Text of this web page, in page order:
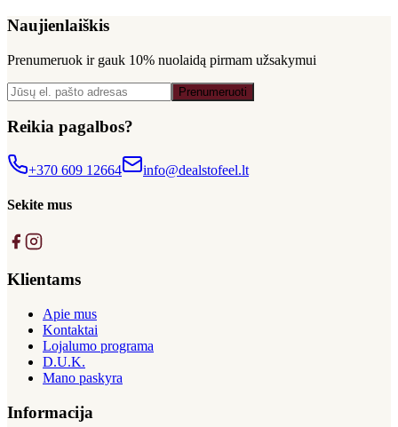
Naujienlaiškis
Prenumeruok ir gauk 10% nuolaidą pirmam užsakymui
Prenumeruoti
Reikia pagalbos?
+370 609 12664 info@dealstofeel.lt
Sekite mus
Klientams
Apie mus
Kontaktai
Lojalumo programa
D.U.K.
Mano paskyra
Informacija